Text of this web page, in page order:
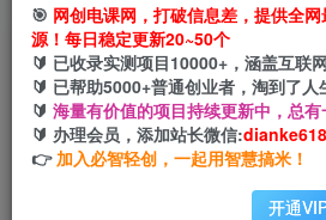
牛文·短视频个人IP陪跑营，手
业价值的账号
网创电课网
2年前发布
🎯 网创电课网，打破信息差，提供全
源！每日稳定更新20~50个
🔰 已收录实测项目10000+，涵盖互联
🔰 已帮助5000+普通创业者，淘到了人
🔰 海量有价值的项目持续更新中，总
🔰 办理会员，添加站长微信:dianke618
👉 加入必智轻创，一起用智慧搞米！
开通